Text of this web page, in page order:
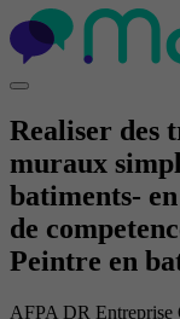
Realiser des
muraux
batiments-
de
Peintre en
AFPA DR Entreprise